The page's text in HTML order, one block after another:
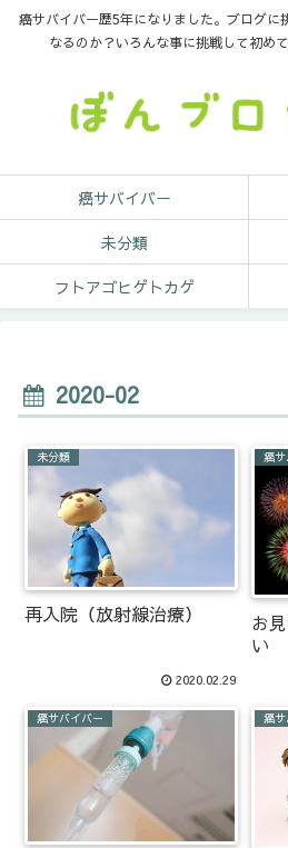
癌サバイバー歴5年になりました。ブログに
なるのか？いろんな事に挑戦して初め
癌サバイバー
未分類
フトアゴヒゲトカゲ
2020-02
未分類
再入院（放射線治療）
2020.02.29
癌サ
お
い
癌サバイバー 癌サ